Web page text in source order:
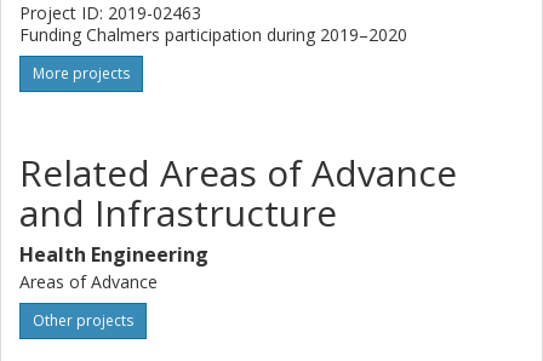
Project ID: 2019-02463
Funding Chalmers participation during 2019–2020
More projects
Related Areas of Advance
and Infrastructure
Health Engineering
Areas of Advance
Other projects